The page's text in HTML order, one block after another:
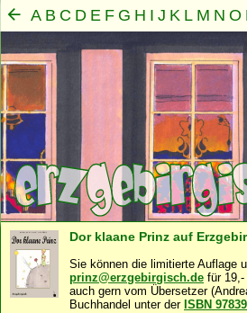
A B C D E F G H I J K L M N O
Mensch
Seele Geist·Familie
Dor klaane Prinz auf
Sie können die limitierte Auflage
prinz@erzgebirgisch.de für
auch gern vom Übersetzer
Buchhandel unter der ISBN